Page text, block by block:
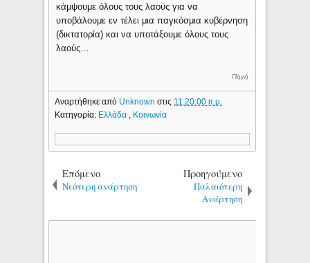
κάμψουμε όλους τους λαούς για να
υποβάλουμε εν τέλει μια παγκόσμια κυβέρνηση
(δικτατορία) και να υποτάξουμε όλους τους
λαούς…
Πηγή
Αναρτήθηκε από Unknownστις 11:20:00 π.μ.
Κατηγορία: Ελλάδα Κοινωνία
Επόμενο
Νεότερη ανάρτηση
Προηγούμενο
Παλαιότερη
Ανάρτηση